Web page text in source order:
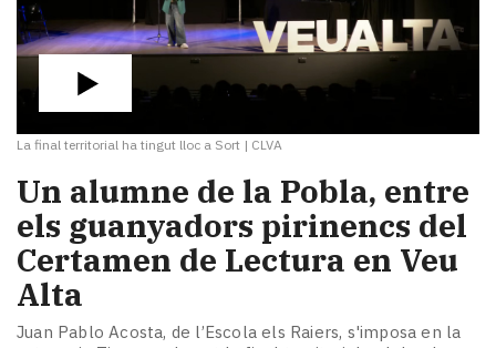
La final territorial ha tingut lloc a Sort | CLVA
Un alumne de la Pobla, entre
els guanyadors pirinencs del
Certamen de Lectura en Veu
Alta
Juan Pablo Acosta, de l’Escola els Raiers, s'imposa en la